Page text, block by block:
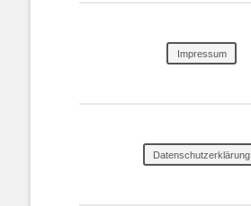
Impressum
Datenschutzerklärung